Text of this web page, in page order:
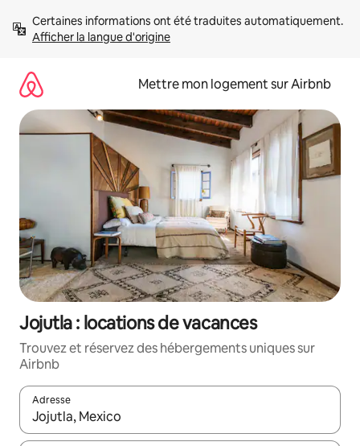
directement
Afficher la langue d'origine
Mettre mon logement sur Airbnb
Jojutla : locations de vacances
Trouvez et réservez des hébergements uniques sur
Airbnb
Adresse
Lorsque les résultats s'affichent, utilisez les flèches vers le